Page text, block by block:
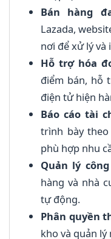
Bán hàng
Lazada,
nơi để xử lý và
Hỗ trợ hóa
điểm bán, hỗ
điện tử hiện
Báo cáo tài
trình bày
phù hợp nhu
Quản lý
hàng và nhà
tự động.
Phân quyền
kho và quản